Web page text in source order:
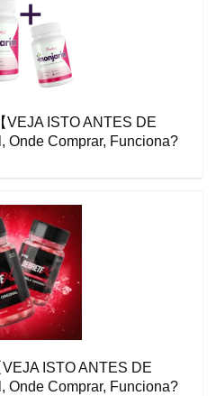
VEJA ISTO ANTES DE
Onde Comprar, Funciona?
ISTO ANTES DE
Onde Comprar, Funciona?